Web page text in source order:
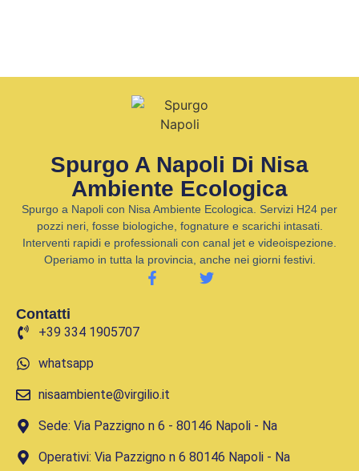
Spurgo A Napoli Di Nisa
Ambiente Ecologica
Spurgo a Napoli con Nisa Ambiente Ecologica. Servizi H24 per
pozzi neri, fosse biologiche, fognature e scarichi intasati.
Interventi rapidi e professionali con canal jet e videoispezione.
Operiamo in tutta la provincia, anche nei giorni festivi.
Contatti
+39 334 1905707
whatsapp
nisaambiente@virgilio.it
Sede: Via Pazzigno n 6 - 80146 Napoli - Na
Operativi: Via Pazzigno n 6 80146 Napoli - Na